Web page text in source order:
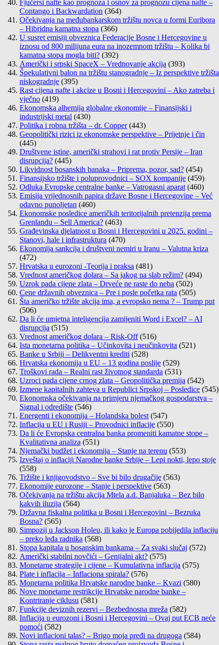
Fjučersi nafte kao prognoza i osnov za prognozu cijena nafte –
Contango i Backwardation (364)
Očekivanja na međubankarskom tržištu novca u formi Euribora
– Hibridna kamatna stopa (366)
U susret emisiji obveznica Federacije Bosne i Hercegovine u
iznosu od 800 milijuna eura na inozemnom tržištu – Kolika bi
kamatna stopa mogla biti? (392)
Američki i srpski SpaceX – Vrednovanje akcija (393)
Špekulativni balon na tržištu stanogradnje – Iz perspektive tržišta
niskogradnje (395)
Rast cijena nafte i akcize u Bosni i Hercegovini – Ako zatreba i
vječno (419)
Ekonomska alhemija globalne ekonomije – Finansijski i
industrijski metal (430)
Politika i robna tržišta – dr. Copper (443)
Geopolitički rizici iz ekonomske perspektive – Prijetnje i čin
(445)
Društvene istine, američki strahovi i rat protiv Persije – Iran
disrupcija? (445)
Likvidnost bosanskih banaka – Priprema, pozor, sad? (454)
Finansijsko tržište i poluprovodnici – SOX kompanije (459)
Odluka Evropske centralne banke – Vatrogasni aparat (460)
Emisija vrijednosnih papira države Bosne i Hercegovine – Već
odavno punoljetan (460)
Ekonomske posledice američkih teritorijalnih pretenzija prema
Grenlandu – Sell America? (463)
Građevinska djelatnost u Bosni i Hercegovini u 2025. godini –
Stanovi, hale i infrastruktura (470)
Ekonomija sankcija i društveni nemiri u Iranu – Valutna kriza
(472)
Hrvatska u eurozoni -Teorija i praksa (481)
Vrednost američkog dolara – Sa jakog na slab režim? (494)
Uzrok pada cijene zlata – Drveće ne raste do neba (502)
Cene državnih obveznica – Pre i posle početka rata (505)
Šta američko tržište akcija ima, a evropsko nema ? – Trump put
(506)
Da li će umjetna inteligencija zamijeniti Word i Excel? – AI
disrupcija (515)
Vrednost američkog dolara – Risk-Off (516)
Ista monetarna politika – Učinkovita i neučinkovita (521)
Banke u Srbiji – Delikventni krediti (528)
Hrvatska ekonomija u EU – 13 godina poslije (529)
Troškovi rada – Realni rast životnog standarda (531)
Uzroci pada cijene crnog zlata – Geopolitička premija (542)
Izmene kapitalnih zahteva u Republici Srpskoj – Posledice (545)
Ekonomska očekivanja na primjeru njemačkog gospodarstva –
Signal i odredište (546)
Energenti i ekonomija – Holandska bolest (547)
Inflacija u EU i Rusiji – Provodnici inflacije (550)
Da li će Evropska centralna banka promeniti kamatne stope –
Kvalitativna analiza (551)
Njemački budžet i ekonomija – Stanje na terenu (553)
Izveštaj o inflaciji Narodne banke Srbije – Lepi nokti, lepo stoje
(558)
Tržište i knjigovodstvo – Sve bi bilo drugačije (563)
Ekonomije eurozone – Stanje i perspektive (563)
Očekivanja na tržištu akcija Mtela a.d. Banjaluka – Bez bilo
kakvih iluzija (564)
Državna fiskalna politika u Bosni i Hercegovini – Bezruka
Bosna? (565)
Simpozij u Jackson Holeu, ili kako je Europa pobijedila inflaciju
– preko leđa radnika (568)
Stopa kapitala u bosanskim bankama – Za svaki slučaj (572)
Američki stabilni novčići – Genijalni akt? (575)
Monetarne strategije i cijene – Kumulativna inflacija (575)
Plate i inflacija – Inflaciona spirala? (576)
Monetarna politika Hrvatske narodne banke – Kvazi (580)
Nove monetarne restrikcije Hrvatske narodne banke –
Kontriranje ciklusu (581)
Funkcije deviznih rezervi – Bezbednosna mreža (582)
Inflacija u eurozoni i Bosni i Hercegovini – Ovaj put ECB neće
pomoći (582)
Novi inflacioni talas? – Brigo moja pređi na drugoga (584)